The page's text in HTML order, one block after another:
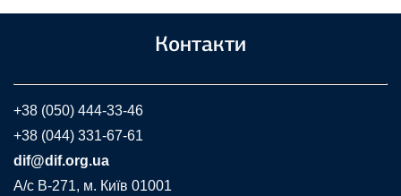
Контакти
+38 (050) 444-33-46
+38 (044) 331-67-61
dif@dif.org.ua
A/c В-271, м. Київ 01001